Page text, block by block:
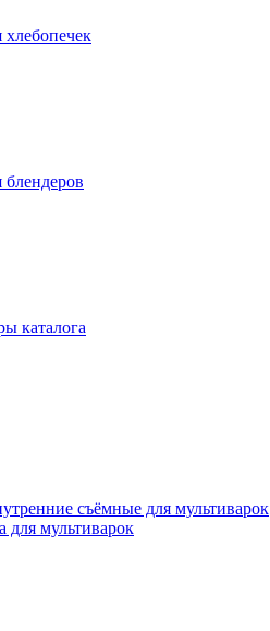
хлебопечек
блендеров
каталога
съёмные для мультиварок
для мультиварок